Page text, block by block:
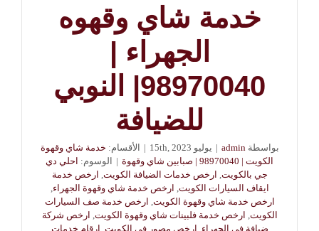
خدمة شاي وقهوه
الجهراء |
98970040| النوبي
للضيافة
بواسطةadmin
| يوليو 15th, 2023 | الأقسام: خدمة شاي وقهوة
الكويت | 98970040 | صبابين شاي وقهوة
| الوسوم: احلي دي
جي بالكويت, ارخص خدمات الضيافة الكويت, ارخص خدمة
ايقاف السيارات الكويت, ارخص خدمة شاي وقهوة الجهراء,
ارخص خدمة شاي وقهوة الكويت, ارخص خدمة صف السيارات
الكويت, ارخص خدمة فلبينات شاي وقهوة الكويت, ارخص شركة
ضيافة في الجهراء ارخص مصور في الكويت ارقام خدمات